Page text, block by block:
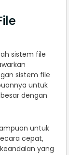
sistem file
sistem file
untuk
dengan
untuk
cepat,
yang